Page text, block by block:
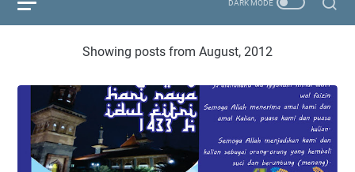
Showing posts from August, 2012